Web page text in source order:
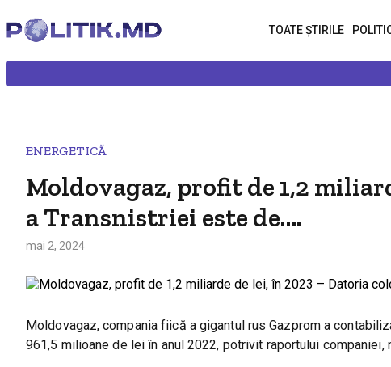
TOATE ȘTIRILE
ENERGETICĂ
Moldovagaz, profit de 1,2
a Transnistriei este de….
mai 2, 2024
Moldovagaz, compania fiică a gigantul rus Gazprom a
961,5 milioane de lei în anul 2022, potrivit raportului companiei,